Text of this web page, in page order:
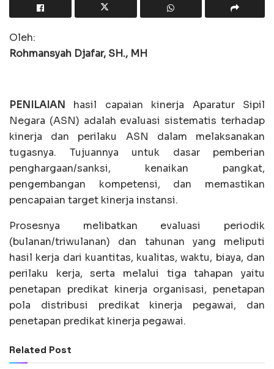
Oleh:
Rohmansyah Djafar, SH., MH
PENILAIAN hasil capaian kinerja Aparatur Sipil
Negara (ASN) adalah evaluasi sistematis terhadap
kinerja dan perilaku ASN dalam melaksanakan
tugasnya. Tujuannya untuk dasar pemberian
penghargaan/sanksi, kenaikan pangkat,
pengembangan kompetensi, dan memastikan
pencapaian target kinerja instansi.
Prosesnya melibatkan evaluasi periodik
(bulanan/triwulanan) dan tahunan yang meliputi
hasil kerja dari kuantitas, kualitas, waktu, biaya, dan
perilaku kerja, serta melalui tiga tahapan yaitu
penetapan predikat kinerja organisasi, penetapan
pola distribusi predikat kinerja pegawai, dan
penetapan predikat kinerja pegawai.
Related Post